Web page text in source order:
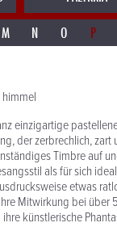
M N O P
einzigartige
der zerbrechlich,
Timbre auf
als für sich
etwas
Mitwirkung bei über
künstlerische